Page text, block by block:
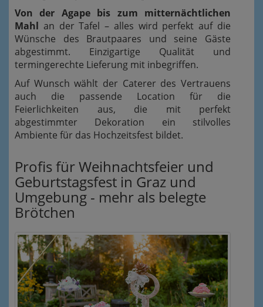
Von der Agape bis zum mitternächtlichen
Mahl an der Tafel – alles wird perfekt auf die
Wünsche des Brautpaares und seine Gäste
abgestimmt. Einzigartige Qualität und
termingerechte Lieferung mit inbegriffen.
Auf Wunsch wählt der Caterer des Vertrauens
auch die passende Location für die
Feierlichkeiten aus, die mit perfekt
abgestimmter Dekoration ein stilvolles
Ambiente für das Hochzeitsfest bildet.
Profis für Weihnachtsfeier und
Geburtstagsfest in Graz und
Umgebung - mehr als belegte
Brötchen